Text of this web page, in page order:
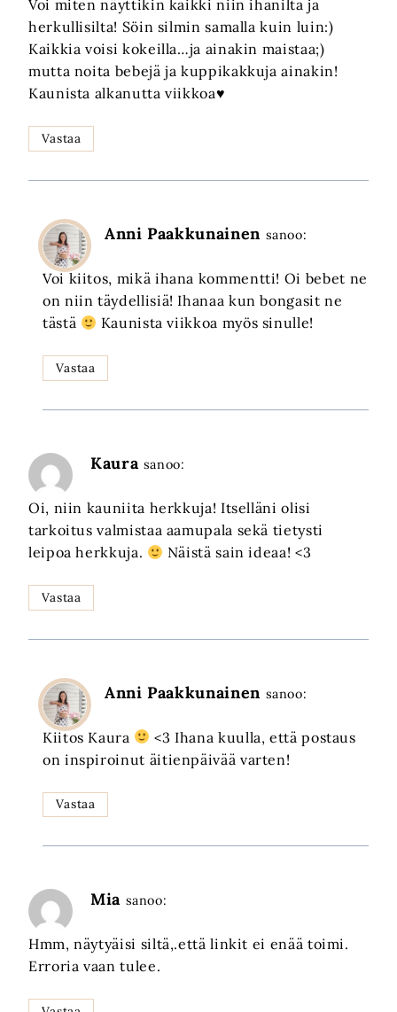
Voi miten näyttikin kaikki niin ihanilta ja
herkullisilta! Söin silmin samalla kuin luin:)
Kaikkia voisi kokeilla…ja ainakin maistaa;)
mutta noita bebejä ja kuppikakkuja ainakin!
Kaunista alkanutta viikkoa♥
Vastaa
Anni Paakkunainen sanoo:
Voi kiitos, mikä ihana kommentti! Oi bebet ne
on niin täydellisiä! Ihanaa kun bongasit ne
tästä
Kaunista viikkoa myös sinulle!
Vastaa
Kaura sanoo:
Oi, niin kauniita herkkuja! Itselläni olisi
tarkoitus valmistaa aamupala sekä tietysti
leipoa herkkuja.
Näistä sain ideaa! <3
Vastaa
Anni Paakkunainen sanoo:
Kiitos Kaura
<3 Ihana kuulla, että postaus
on inspiroinut äitienpäivää varten!
Vastaa
Mia sanoo:
Hmm, näytyäisi siltä,.että linkit ei enää toimi.
Erroria vaan tulee.